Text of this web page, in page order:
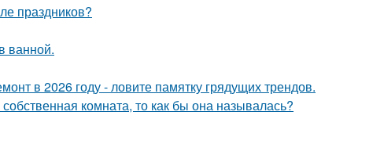
праздников?
ванной.
в 2026 году - ловите памятку грядущих трендов.
комната, то как бы она называлась?